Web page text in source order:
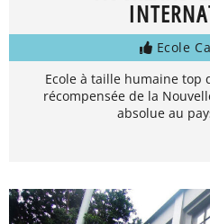
Ecole
Ecole à taille humaine
récompensée de la
absolue au